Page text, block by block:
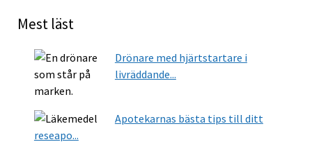
Mest läst
Drönare med hjärtstartare i
livräddande...
Apotekarnas bästa tips till ditt
reseapo...